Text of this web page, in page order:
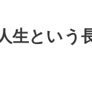
生という